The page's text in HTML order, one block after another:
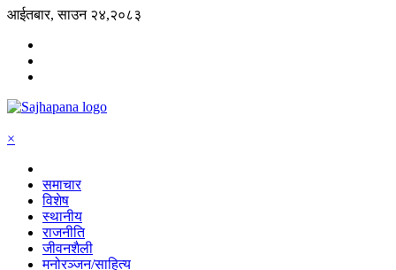
आईतबार, साउन २४,२०८३
×
समाचार
विशेष
स्थानीय
राजनीति
जीवनशैली
मनोरञ्जन/साहित्य